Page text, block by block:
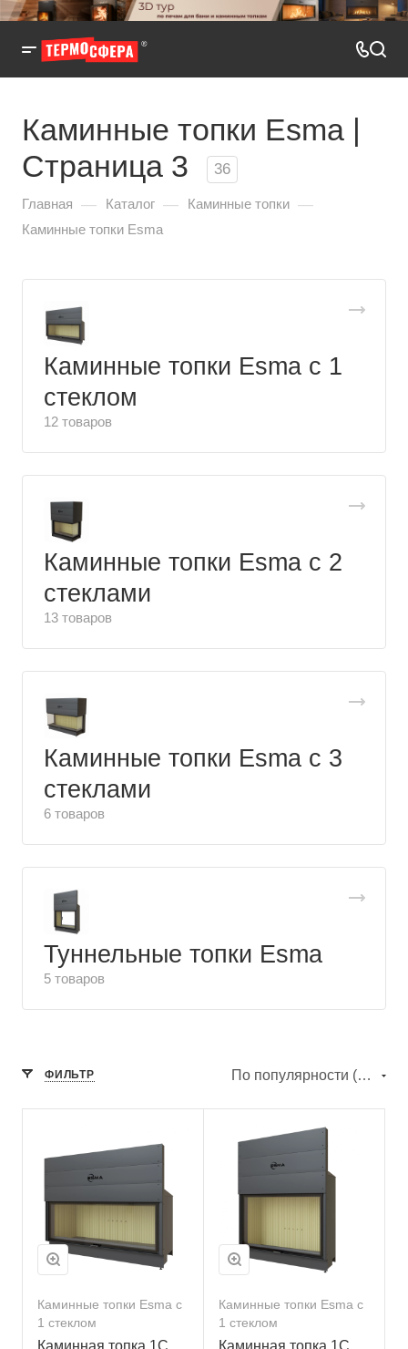
Каминные топки Esma |
Страница 3
36
Главная — Каталог — Каминные топки —
Каминные топки Esma
Каминные топки Esma с 1
стеклом
12 товаров
Каминные топки Esma с 2
стеклами
13 товаров
Каминные топки Esma с 3
стеклами
6 товаров
Туннельные топки Esma
5 товаров
ФИЛЬТР По популярности (убывание)
Каминные топки Esma с
1 стеклом
Каминная топка 1C
Каминные топки Esma с
1 стеклом
Каминная топка 1C